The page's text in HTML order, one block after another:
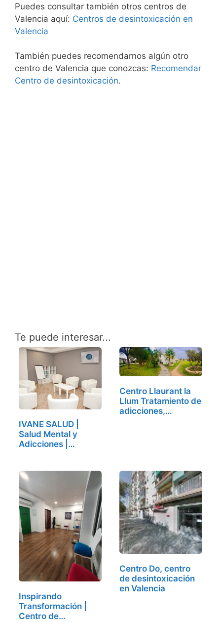
Puedes consultar también otros centros de
Valencia aquí: Centros de desintoxicación en
Valencia
También puedes recomendarnos algún otro
centro de Valencia que conozcas: Recomendar
Centro de desintoxicación.
Te puede interesar...
IVANE SALUD |
Salud Mental y
Adicciones |
Centro Llaurant la
Llum Tratamiento de
adicciones,…
Inspirando
Transformación |
Centro de…
Centro Do, centro
de desintoxicación
en Valencia